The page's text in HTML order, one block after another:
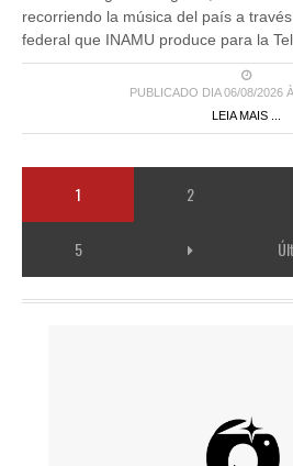
recorriendo la música del país a
federal que INAMU produce para la
PUBLICADO DIA 06/08/2026
LEIA MAIS ...
1 2
5